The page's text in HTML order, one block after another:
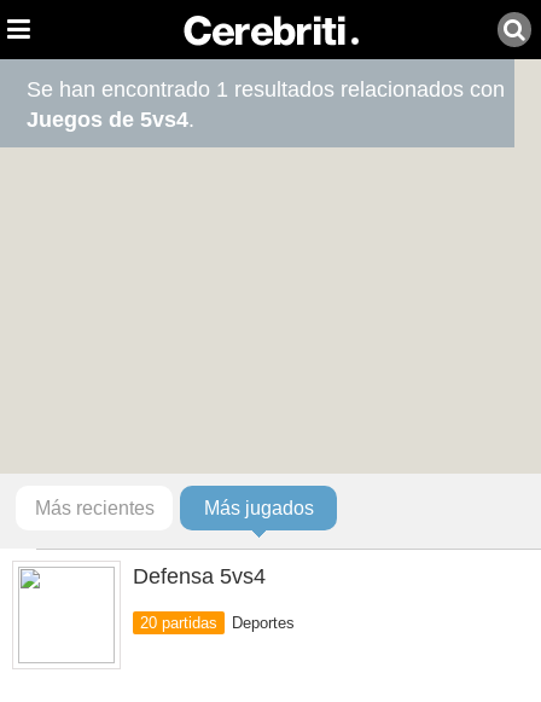
Se han encontrado 1 resultados relacionados con
Juegos de 5vs4.
Más recientes Más jugados
Defensa 5vs4
20 partidas Deportes